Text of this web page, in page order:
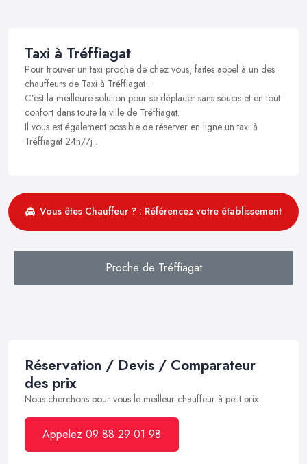
Taxi à Tréffiagat
Pour trouver un taxi proche de chez vous, faites appel à un des
chauffeurs de Taxi à Tréffiagat .
C’est la meilleure solution pour se déplacer sans soucis et en tout
confort dans toute la ville de Tréffiagat.
Il vous est également possible de réserver en ligne un taxi à
Tréffiagat 24h/7j .
Vous êtes Chauffeur ? : Référencez votre établissement
Proche de Tréffiagat
Réservation / Devis / Comparateur
des prix
Nous cherchons pour vous le meilleur chauffeur à petit prix
Appelez 09 88 29 01 98